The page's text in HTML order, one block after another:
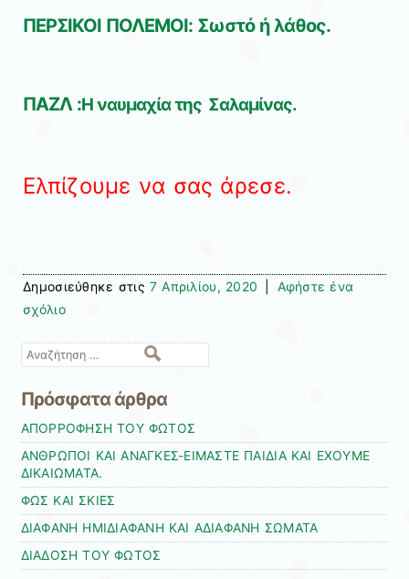
ΠΕΡΣΙΚΟΙ ΠΟΛΕΜΟΙ: Σωστό ή λάθος.
ΠΑΖΛ :Η ναυμαχία της Σαλαμίνας.
Ελπίζουμε να σας άρεσε.
Δημοσιεύθηκε στις 7 Απριλίου, 2020
Αφήστε ένα
σχόλιο
Αναζήτηση
Πρόσφατα άρθρα
ΑΠΟΡΡΟΦΗΣΗ ΤΟΥ ΦΩΤΟΣ
ΑΝΘΡΩΠΟΙ ΚΑΙ ΑΝΑΓΚΕΣ-ΕΙΜΑΣΤΕ ΠΑΙΔΙΑ ΚΑΙ ΕΧΟΥΜΕ
ΔΙΚΑΙΩΜΑΤΑ.
ΦΩΣ ΚΑΙ ΣΚΙΕΣ
ΔΙΑΦΑΝΗ ΗΜΙΔΙΑΦΑΝΗ ΚΑΙ ΑΔΙΑΦΑΝΗ ΣΩΜΑΤΑ
ΔΙΑΔΟΣΗ ΤΟΥ ΦΩΤΟΣ